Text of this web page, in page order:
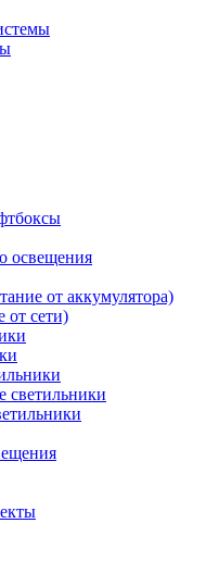
освещения
от аккумулятора)
от сети)